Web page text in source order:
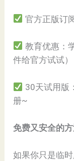
官方正版订
教育优惠：
件给官方试试）
30天试用版
册~
免费又安全的
如果你只是临